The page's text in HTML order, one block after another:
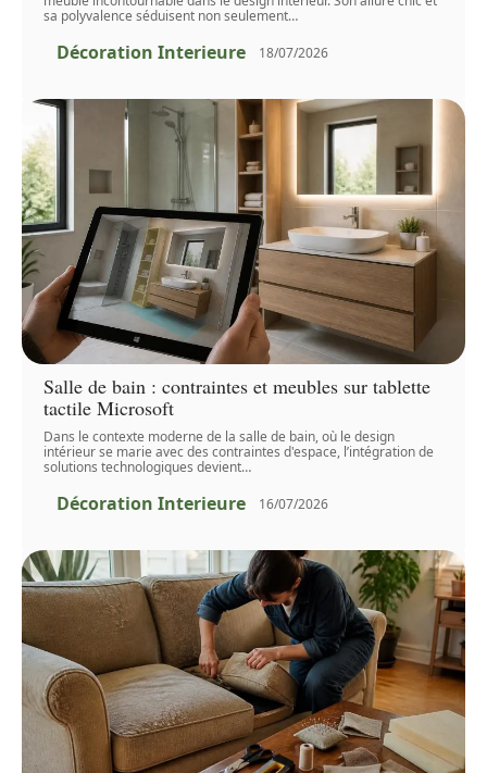
sa polyvalence séduisent non seulement…
Décoration Interieure 18/07/2026
Salle de bain : contraintes et meubles sur tablette
tactile Microsoft
Dans le contexte moderne de la salle de bain, où le design
intérieur se marie avec des contraintes d'espace, l’intégration de
solutions technologiques devient…
Décoration Interieure 16/07/2026